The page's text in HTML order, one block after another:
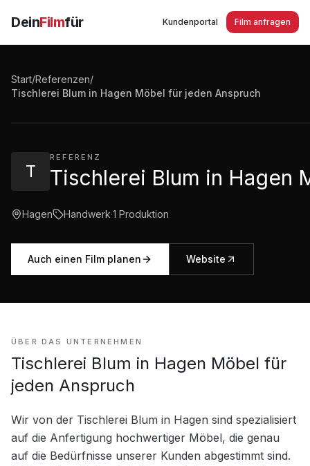
DeinFilmfür Kundenportal Film anfragen
Start/Referenzen/
Tischlerei Blum in Hagen Möbel für jeden Anspruch
T
REFERENZ
Tischlerei Blum in Hagen
Hagen Handwerk·1 Produktion
Auch einen Film planen Website
Tischlerei Blum in Hagen Möbel für jeden Anspruch
ÜBER DAS UNTERNEHMEN
Tischlerei Blum in Hagen Möbel für
jeden Anspruch
Wir von der Tischlerei Blum in Hagen sind spezialisiert
auf die Anfertigung hochwertiger Möbel, die genau
auf die Bedürfnisse unserer Kunden abgestimmt sind.